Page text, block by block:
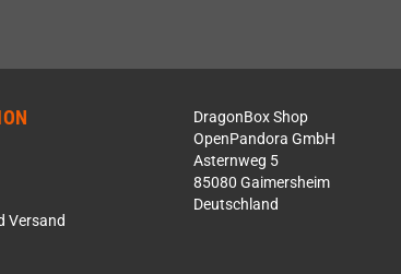
Versand
DragonBox Shop
OpenPandora GmbH
Asternweg 5
85080 Gaimersheim
Deutschland